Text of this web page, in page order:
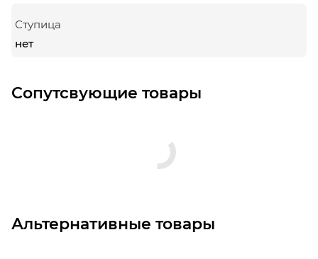
Ступица
нет
Сопутсвующие товары
Альтернативные товары